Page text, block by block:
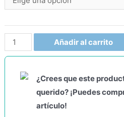
Añadir al carrito
¿Crees que este
querido? ¡Puedes
artículo!